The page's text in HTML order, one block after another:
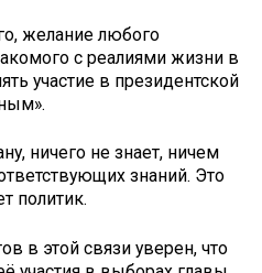
желание любого
с реалиями жизни в
участие в президентской
ничего не знает, ничем
знаний. Это
политик.
в этой связи уверен, что